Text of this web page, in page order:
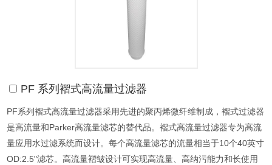
PF 系列褶式高流量过滤器
PF系列褶式高流量过滤器采用先进的聚丙烯微纤维制成，褶式过滤器
是高流量和Parker高流量滤芯的替代品。褶式高流量过滤器专为高流
量应用水过滤系统而设计。每个高流量滤芯的流量相当于10个40英寸
OD:2.5"滤芯。高流量褶皱设计可实现高流量、高纳污能力和长使用